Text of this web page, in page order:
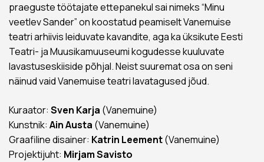
praeguste töötajate ettepanekul sai nimeks “Minu
veetlev Sander” on koostatud peamiselt Vanemuise
teatri arhiivis leiduvate kavandite, aga ka üksikute Eesti
Teatri- ja Muusikamuuseumi kogudesse kuuluvate
lavastuseskiiside põhjal. Neist suuremat osa on seni
näinud vaid Vanemuise teatri lavatagused jõud.
Kuraator: Sven Karja (Vanemuine)
Kunstnik: Ain Austa (Vanemuine)
Graafiline disainer: Katrin Leement(Vanemuine)
Projektijuht: Mirjam Savisto